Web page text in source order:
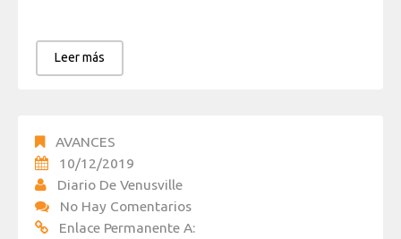
Leer más
AVANCES
10/12/2019
Diario De Venusville
No Hay Comentarios
Enlace Permanente A: